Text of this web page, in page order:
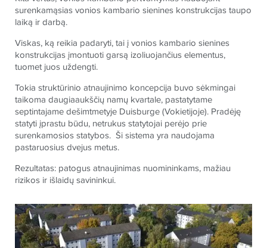
surenkamąsias vonios kambario sienines konstrukcijas taupo
laiką ir darbą.
Viskas, ką reikia padaryti, tai į vonios kambario sienines
konstrukcijas įmontuoti garsą izoliuojančius elementus,
tuomet juos uždengti.
Tokia struktūrinio atnaujinimo koncepcija buvo sėkmingai
taikoma daugiaaukščių namų kvartale, pastatytame
septintajame dešimtmetyje Duisburge (Vokietijoje). Pradėję
statyti įprastu būdu, netrukus statytojai perėjo prie
surenkamosios statybos. Ši sistema yra naudojama
pastaruosius dvejus metus.
Rezultatas: patogus atnaujinimas nuomininkams, mažiau
rizikos ir išlaidų savininkui.